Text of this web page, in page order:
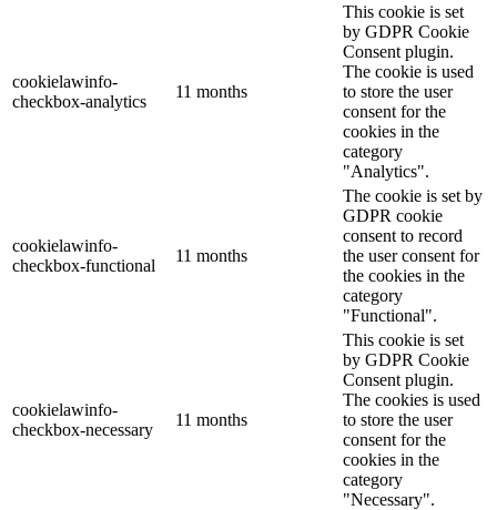
cookielawinfo-
checkbox-analytics
11 months
This cookie is set
by GDPR Cookie
Consent plugin.
The cookie is used
to store the user
consent for the
cookies in the
category
"Analytics".
cookielawinfo-
checkbox-functional
11 months
The cookie is set by
GDPR cookie
consent to record
the user consent for
the cookies in the
category
"Functional".
cookielawinfo-
checkbox-necessary
11 months
This cookie is set
by GDPR Cookie
Consent plugin.
The cookies is used
to store the user
consent for the
cookies in the
category
"Necessary".